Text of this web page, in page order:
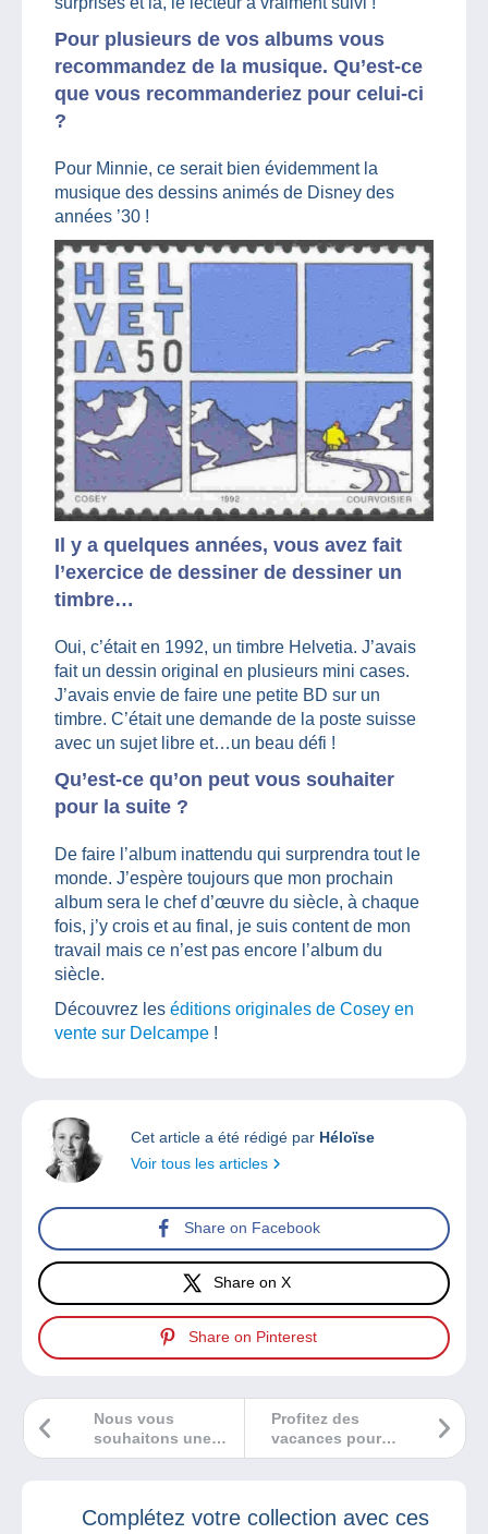
Pour plusieurs de vos albums vous
recommandez de la musique. Qu’est-ce
que vous recommanderiez pour celui-ci
?
Pour Minnie, ce serait bien évidemment la
musique des dessins animés de Disney des
années ’30 !
Il y a quelques années, vous avez fait
l’exercice de dessiner de dessiner un
timbre…
Oui, c’était en 1992, un timbre Helvetia. J’avais
fait un dessin original en plusieurs mini cases.
J’avais envie de faire une petite BD sur un
timbre. C’était une demande de la poste suisse
avec un sujet libre et…un beau défi !
Qu’est-ce qu’on peut vous souhaiter
pour la suite ?
De faire l’album inattendu qui surprendra tout le
monde. J’espère toujours que mon prochain
album sera le chef d’œuvre du siècle, à chaque
fois, j’y crois et au final, je suis content de mon
travail mais ce n’est pas encore l’album du
siècle.
Découvrez les éditions originales de Cosey en
vente sur Delcampe !
Cet article a été rédigé par Héloïse
Voir tous les articles
Share on Facebook
Share on X
Share on Pinterest
Profitez des
vacances pour
faire lire les
Nous vous
souhaitons une
heureuse année
Complétez votre collection avec ces